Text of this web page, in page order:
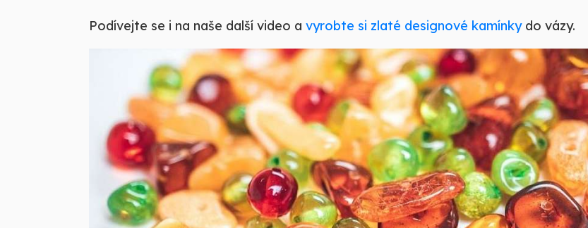
Podívejte se i na naše další video a vyrobte si zlaté designové kamínkydo vázy.